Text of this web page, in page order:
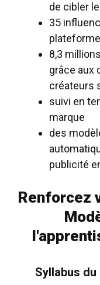
de cibler
35
plateforme
8,3
grâce aux
créateurs
suivi en
marque
des
publicité
Renforcez
Syllabus